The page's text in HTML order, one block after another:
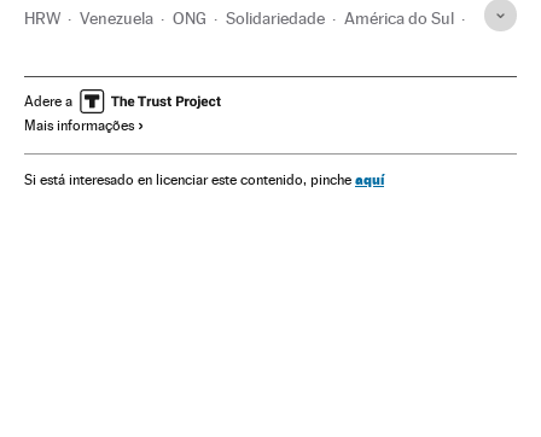
HRW Venezuela ONG Solidariedade América do Sul
Adere a
Mais informações
Si está interesado en licenciar este contenido, pinche aquí